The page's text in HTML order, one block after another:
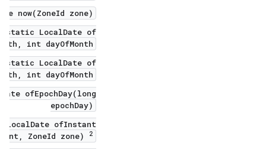
now(ZoneId zone)
static LocalDate of(
int dayOfMonth)
static LocalDate of(
int dayOfMonth)
ofEpochDay(long
epochDay)
ofInstant(
ZoneId zone)
2